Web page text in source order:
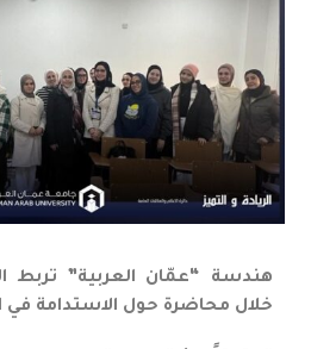
هندسة “عمّان العربية” تربط
خلال محاضرة حول الاستدامة في